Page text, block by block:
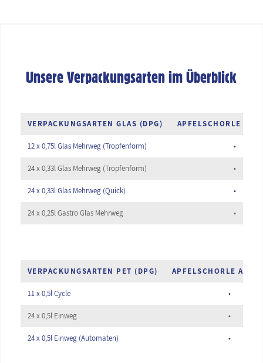
Unsere Verpackungsarten im Überblick
VERPACKUNGSARTEN GLAS (DPG) APFELSCHORLE
12 x 0,75l Glas Mehrweg (Tropfenform) •
24 x 0,33l Glas Mehrweg (Tropfenform) •
24 x 0,33l Glas Mehrweg (Quick) •
24 x 0,25l Gastro Glas Mehrweg •
VERPACKUNGSARTEN PET (DPG) APFELSCHORLE
11 x 0,5l Cycle •
24 x 0,5l Einweg •
24 x 0,5l Einweg (Automaten) •